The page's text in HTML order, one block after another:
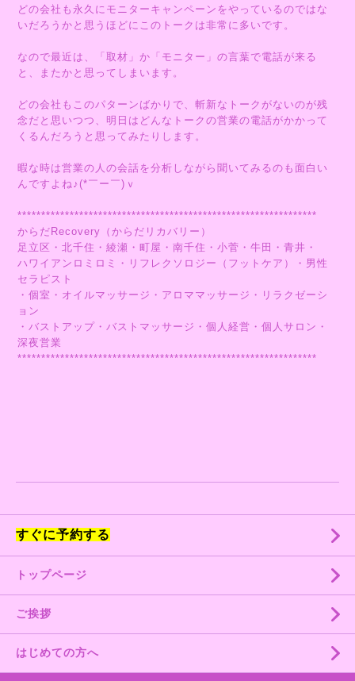
どの会社も永久にモニターキャンペーンをやっているのではな
いだろうかと思うほどにこのトークは非常に多いです。
なので最近は、「取材」か「モニター」の言葉で電話が来る
と、またかと思ってしまいます。
どの会社もこのパターンばかりで、斬新なトークがないのが残
念だと思いつつ、明日はどんなトークの営業の電話がかかって
くるんだろうと思ってみたりします。
暇な時は営業の人の会話を分析しながら聞いてみるのも面白い
んですよね♪(*￣ー￣)ｖ
***************************************************************
からだRecovery（からだリカバリー）
足立区・北千住・綾瀬・町屋・南千住・小菅・牛田・青井・
ハワイアンロミロミ・リフレクソロジー（フットケア）・男性
セラピスト
・個室・オイルマッサージ・アロママッサージ・リラクゼーシ
ョン
・バストアップ・バストマッサージ・個人経営・個人サロン・
深夜営業
***************************************************************
すぐに予約する
トップページ
ご挨拶
はじめての方へ